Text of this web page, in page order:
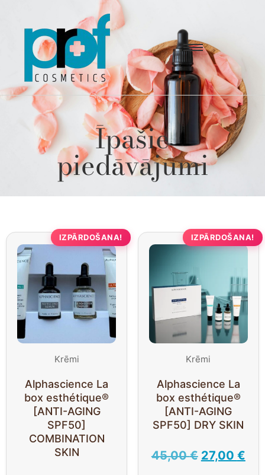
Īpašie
piedāvājumi
IZPĀRDOŠANA!
Krēmi
Alphascience La
box esthétique®
[ANTI-AGING
SPF50]
COMBINATION
SKIN
IZPĀRDOŠANA!
Krēmi
Alphascience La
box esthétique®
[ANTI-AGING
SPF50] DRY SKIN
45,00€ 27,00 €